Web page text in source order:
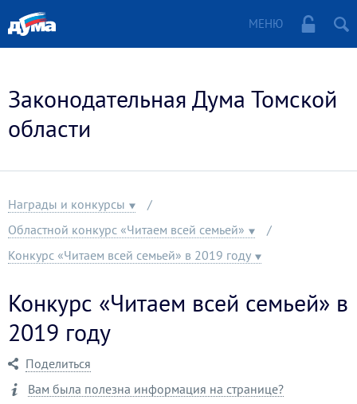
МЕНЮ
Законодательная Дума Томской
области
Награды и конкурсы
Областной конкурс «Читаем всей семьей»
Конкурс «Читаем всей семьей» в 2019 году
Конкурс «Читаем всей семьей» в
2019 году
Поделиться
Вам была полезна информация на странице?